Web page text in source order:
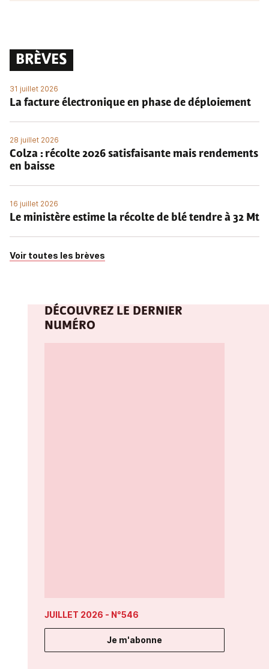
BRÈVES
31 juillet 2026
La facture électronique en phase de déploiement
28 juillet 2026
Colza : récolte 2026 satisfaisante mais rendements
en baisse
16 juillet 2026
Le ministère estime la récolte de blé tendre à 32 Mt
Voir toutes les brèves
DÉCOUVREZ LE DERNIER
NUMÉRO
JUILLET 2026 - N°546
Je m'abonne